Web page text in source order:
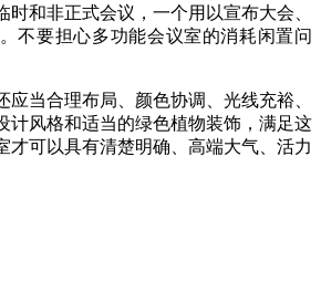
时和非正式会议，一个用以宣布大会、
不要担心多功能会议室的消耗闲置问
应当合理布局、颜色协调、光线充裕、
计风格和适当的绿色植物装饰，满足这
才可以具有清楚明确、高端大气、活力